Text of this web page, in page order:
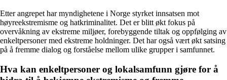
Etter angrepet har myndighetene i Norge styrket innsatsen mot
høyreekstremisme og hatkriminalitet. Det er blitt økt fokus på
overvåkning av ekstreme miljøer, forebyggende tiltak og oppfølging av
enkeltpersoner med ekstreme holdninger. Det har også vært økt satsing
på å fremme dialog og forståelse mellom ulike grupper i samfunnet.
Hva kan enkeltpersoner og lokalsamfunn gjøre for å